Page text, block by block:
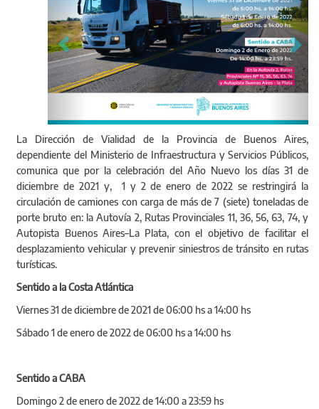
La Dirección de Vialidad de la Provincia de Buenos Aires,
dependiente del Ministerio de Infraestructura y Servicios Públicos,
comunica que por la celebración del Año Nuevo los días 31 de
diciembre de 2021 y, 1 y 2 de enero de 2022 se restringirá la
circulación de camiones con carga de más de 7 (siete) toneladas de
porte bruto en: la Autovía 2, Rutas Provinciales 11, 36, 56, 63, 74, y
Autopista Buenos Aires–La Plata, con el objetivo de facilitar el
desplazamiento vehicular y prevenir siniestros de tránsito en rutas
turísticas.
Sentido a la Costa Atlántica
Viernes 31 de diciembre de 2021 de 06:00 hs a 14:00 hs
Sábado 1 de enero de 2022 de 06:00 hs a 14:00 hs
Sentido a CABA
Domingo 2 de enero de 2022 de 14:00 a 23:59 hs